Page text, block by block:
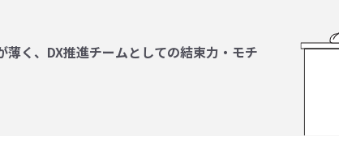
く、DX推進チームとしての結束力・モチ